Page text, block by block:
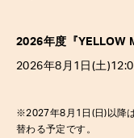
2026年度『YELLOW
2026年8月1日(土
※2027年8月1日(日)以降
替わる予定です。